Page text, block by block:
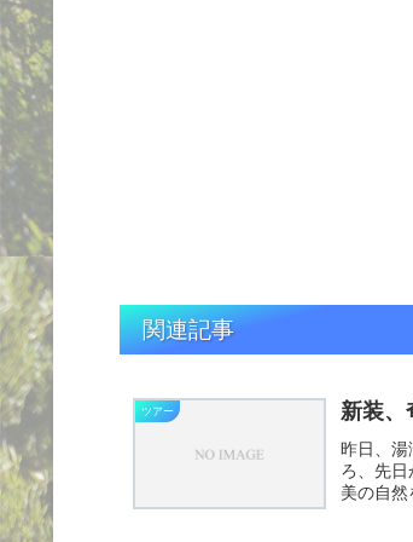
関連記事
ツアー 新装、
昨日、湯
ろ、先
美の自